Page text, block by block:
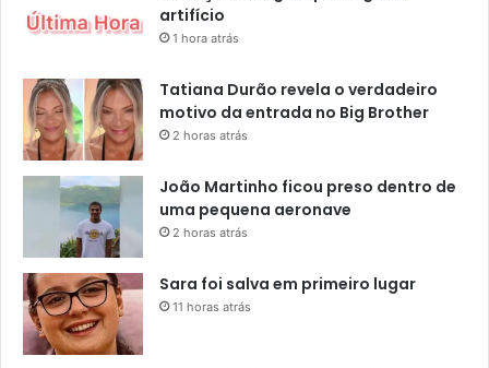
artifício
1 hora atrás
Tatiana Durão revela o verdadeiro
motivo da entrada no Big Brother
2 horas atrás
João Martinho ficou preso dentro de
uma pequena aeronave
2 horas atrás
Sara foi salva em primeiro lugar
11 horas atrás